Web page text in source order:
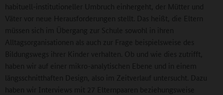
habituell-institutioneller Umbruch einhergeht, der Mütter und
Väter vor neue Herausforderungen stellt. Das heißt, die Eltern
müssen sich im Übergang zur Schule sowohl in ihren
Alltagsorganisationen als auch zur Frage beispielsweise des
Bildungswegs ihrer Kinder verhalten. Ob und wie dies zutrifft,
haben wir auf einer mikro-analytischen Ebene und in einem
längsschnitthaften Design, also im Zeitverlauf untersucht. Dazu
haben wir Interviews mit 27 Elternpaaren beziehungsweise